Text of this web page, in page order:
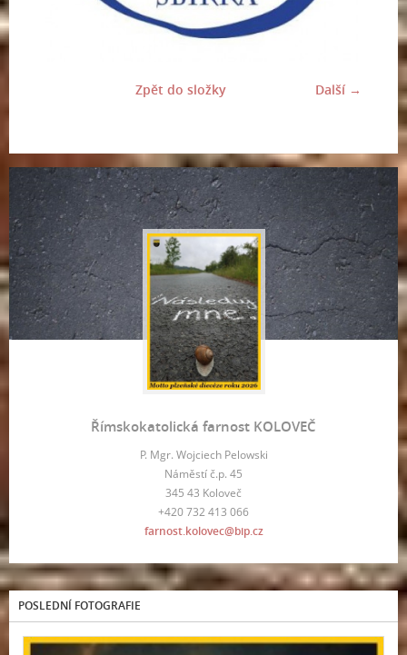
Další →
Zpět do složky
Římskokatolická farnost KOLOVEČ
P. Mgr. Wojciech Pelowski
Náměstí č.p. 45
345 43 Koloveč
+420 732 413 066
farnost.kolovec@bip.cz
POSLEDNÍ FOTOGRAFIE